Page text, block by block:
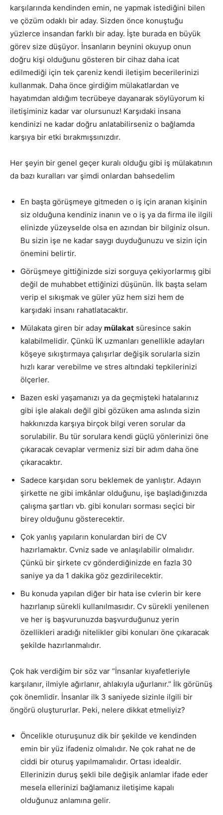
karşılarında kendinden emin, ne yapmak istediğini bilen
ve çözüm odaklı bir aday. Sizden önce konuştuğu
yüzlerce insandan farklı bir aday. İşte burada en büyük
görev size düşüyor. İnsanların beynini okuyup onun
doğru kişi olduğunu gösteren bir cihaz daha icat
edilmediği için tek çareniz kendi iletişim becerilerinizi
kullanmak. Daha önce girdiğim mülakatlardan ve
hayatımdan aldığım tecrübeye dayanarak söylüyorum ki
iletişiminiz kadar var olursunuz! Karşıdaki insana
kendinizi ne kadar doğru anlatabilirseniz o bağlamda
karşıya bir etki bırakmışsınızdır.
Her şeyin bir genel geçer kuralı olduğu gibi iş mülakatının
da bazı kuralları var şimdi onlardan bahsedelim
En başta görüşmeye gitmeden o iş için aranan kişinin
siz olduğuna kendiniz inanın ve o iş ya da firma ile ilgili
elinizde yüzeyselde olsa en azından bir bilginiz olsun.
Bu sizin işe ne kadar saygı duyduğunuzu ve sizin için
önemini belirtir.
Görüşmeye gittiğinizde sizi sorguya çekiyorlarmış gibi
değil de muhabbet ettiğinizi düşünün. İlk başta selam
verip el sıkışmak ve güler yüz hem sizi hem de
karşıdaki insanı rahatlatacaktır.
Mülakata giren bir aday mülakat süresince sakin
kalabilmelidir. Çünkü İK uzmanları genellikle adayları
köşeye sıkıştırmaya çalışırlar değişik sorularla sizin
hızlı karar verebilme ve stres altındaki tepkilerinizi
ölçerler.
Bazen eski yaşamanızı ya da geçmişteki hatalarınız
gibi işle alakalı değil gibi gözüken ama aslında sizin
hakkınızda karşıya birçok bilgi veren sorular da
sorulabilir. Bu tür sorulara kendi güçlü yönlerinizi öne
çıkaracak cevaplar vermeniz sizi bir adım daha öne
çıkaracaktır.
Sadece karşıdan soru beklemek de yanlıştır. Adayın
şirkette ne gibi imkânlar olduğunu, işe başladığınızda
çalışma şartları vb. gibi konuları sorması seçici bir
birey olduğunu gösterecektir.
Çok yanlış yapıların konulardan biri de CV
hazırlamaktır. Cvniz sade ve anlaşılabilir olmalıdır.
Çünkü bir şirkete cv gönderdiğinizde en fazla 30
saniye ya da 1 dakika göz gezdirilecektir.
Bu konuda yapılan diğer bir hata ise cvlerin bir kere
hazırlanıp sürekli kullanılmasıdır. Cv sürekli yenilenen
ve her iş başvurunuzda başvurduğunuz yerin
özellikleri aradığı nitelikler gibi konuları öne çıkaracak
şekilde hazırlanmalıdır.
Çok hak verdiğim bir söz var “İnsanlar kıyafetleriyle
karşılanır, ilmiyle ağırlanır, ahlakıyla uğurlanır.” İlk görünüş
çok önemlidir. İnsanlar ilk 3 saniyede sizinle ilgili bir
öngörü oluştururlar. Peki, nelere dikkat etmeliyiz?
Öncelikle oturuşunuz dik bir şekilde ve kendinden
emin bir yüz ifadeniz olmalıdır. Ne çok rahat ne de
ciddi bir oturuş yapılmamalıdır. Ortası idealdir.
Ellerinizin duruş şekli bile değişik anlamlar ifade eder
mesela ellerinizi bağlamanız iletişime kapalı
olduğunuz anlamına gelir.